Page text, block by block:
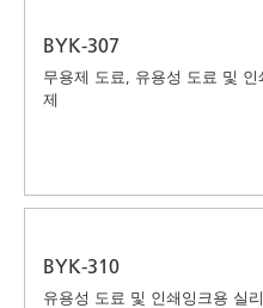
BYK-307
무용제 도료, 유용성 도료 및
제
BYK-310
유용성 도료 및 인쇄잉크용 실